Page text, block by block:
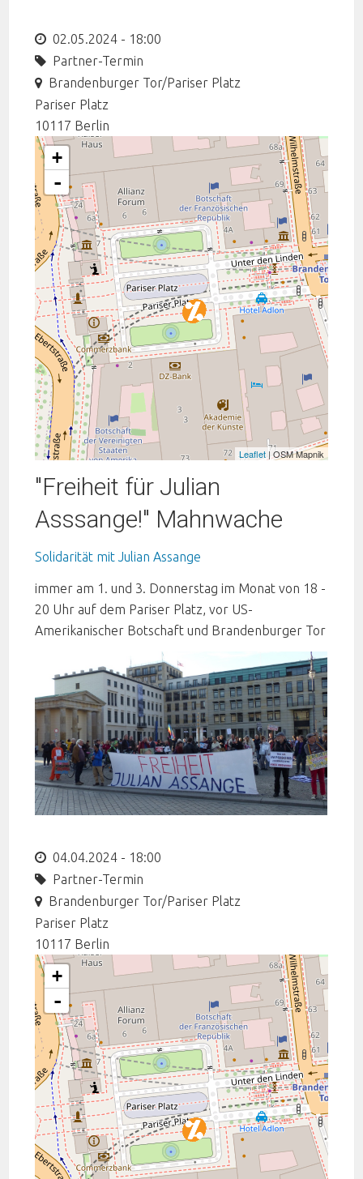
02.05.2024 - 18:00
Partner-Termin
Brandenburger Tor/Pariser Platz
Pariser Platz
10117 Berlin
+
-
Leaflet| OSM Mapnik
"Freiheit für Julian
Asssange!" Mahnwache
Solidarität mit Julian Assange
immer am 1. und 3. Donnerstag im Monat von 18 -
20 Uhr auf dem Pariser Platz, vor US-
Amerikanischer Botschaft und Brandenburger Tor
04.04.2024 - 18:00
Partner-Termin
Brandenburger Tor/Pariser Platz
Pariser Platz
10117 Berlin
+
-